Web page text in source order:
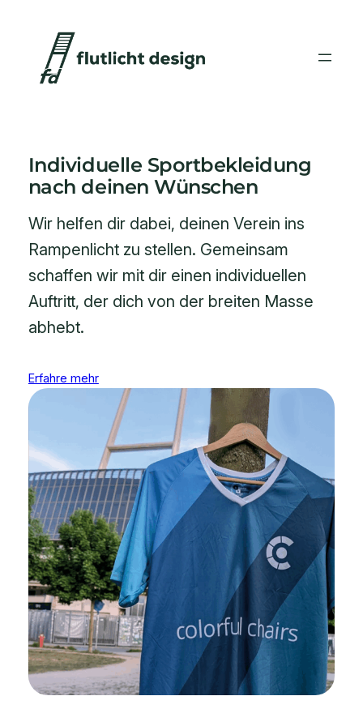
springen
Individuelle Sportbekleidung
nach deinen Wünschen
Wir helfen dir dabei, deinen Verein ins
Rampenlicht zu stellen. Gemeinsam
schaffen wir mit dir einen individuellen
Auftritt, der dich von der breiten Masse
abhebt.
Erfahre mehr